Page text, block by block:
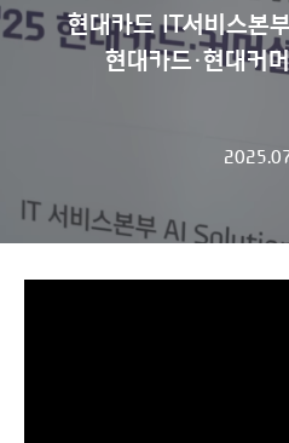
현대카드 IT서비스본
현대카드·현대커
테크 그 이상의 답을 찾다!